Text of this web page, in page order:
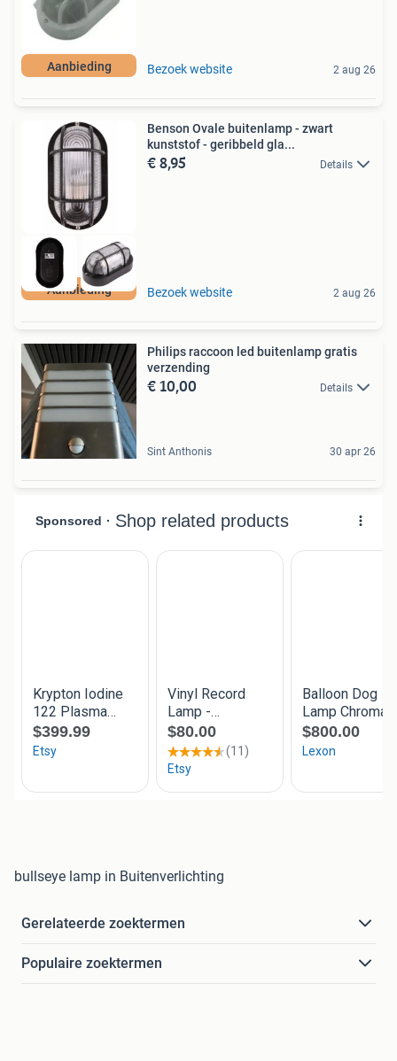
Aanbieding Bezoek website 2 aug 26
Aanbieding
Benson Ovale buitenlamp - zwart
kunststof - geribbeld gla...
€ 8,95 Details
Bezoek website 2 aug 26
Philips raccoon led buitenlamp gratis
verzending
€ 10,00 Details
Sint Anthonis 30 apr 26
bullseye lamp in Buitenverlichting
Gerelateerde zoektermen
Populaire zoektermen